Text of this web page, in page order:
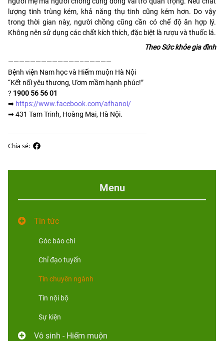
lượng tinh trùng kém, khả năng thụ tinh cũng kém hơn. Do vậy
trong thời gian này, người chồng cũng cần có chế độ ăn hợp lý.
Không nên sử dụng các chất kích thích, đặc biệt là rượu và thuốc lá.
Theo Sức khỏe gia đình
—————————————–—————
Bệnh viện Nam học và Hiếm muộn Hà Nội
“Kết nối yêu thương, Ươm mầm hạnh phúc!”
? 1900 56 56 01
➡ https://www.facebook.com/afhanoi/
➡431 Tam Trinh, Hoàng Mai, Hà Nội.
Chia sẻ:
Menu
Tin tức
Góc báo chí
Chỉ đạo tuyến
Tin chuyên ngành
Tin nội bộ
Sự kiện
Vô sinh - Hiếm muộn